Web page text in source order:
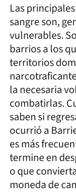
Las
sangre son,
vulnerables.
barrios a los
territorios
la necesaria
combatirlas.
saben si
ocurrió a
es más
termine en
o que
moneda de